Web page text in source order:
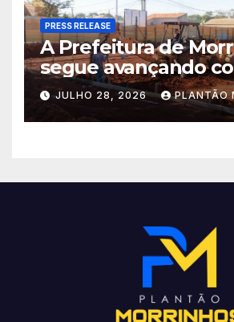
PRESS RELEASE
A Prefeitura de
segue avançando
importantes
no Setor Arca de
JULHO 28, 2026 PLANTÃO